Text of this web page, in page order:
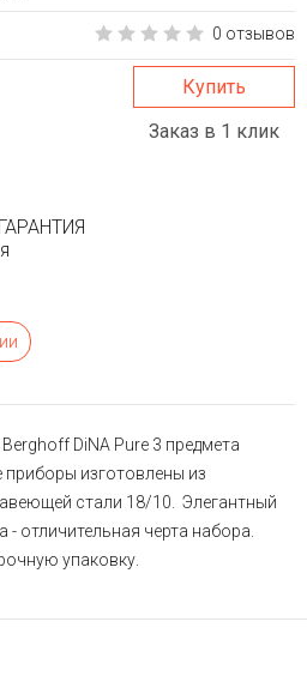
0 отзывов
Купить
Заказ в 1 клик
DiNA Pure 3 предмета
приборы изготовлены из
стали 18/10. Элегантный
отличительная черта набора.
упаковку.